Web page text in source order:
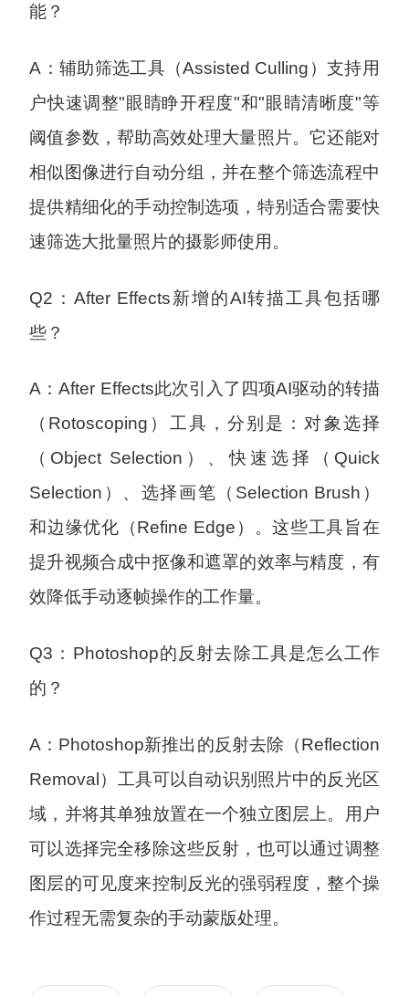
能？
A：辅助筛选工具（Assisted Culling）支持用
户快速调整"眼睛睁开程度"和"眼睛清晰度"等
阈值参数，帮助高效处理大量照片。它还能对
相似图像进行自动分组，并在整个筛选流程中
提供精细化的手动控制选项，特别适合需要快
速筛选大批量照片的摄影师使用。
Q2：After Effects新增的AI转描工具包括哪
些？
A：After Effects此次引入了四项AI驱动的转描
（Rotoscoping）工具，分别是：对象选择
（Object Selection）、快速选择（Quick
Selection）、选择画笔（Selection Brush）
和边缘优化（Refine Edge）。这些工具旨在
提升视频合成中抠像和遮罩的效率与精度，有
效降低手动逐帧操作的工作量。
Q3：Photoshop的反射去除工具是怎么工作
的？
A：Photoshop新推出的反射去除（Reflection
Removal）工具可以自动识别照片中的反光区
域，并将其单独放置在一个独立图层上。用户
可以选择完全移除这些反射，也可以通过调整
图层的可见度来控制反光的强弱程度，整个操
作过程无需复杂的手动蒙版处理。